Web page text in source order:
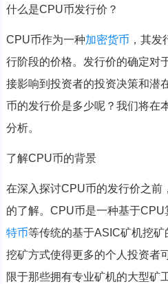
什么是CPU币发行价？
CPU币作为一种加密货币 ，其
行阶段的价格。发行价的确定对
接影响到投资者的投资决策和潜
币的发行价是多少呢？我们将在
分析。
了解CPU币的背景
在深入探讨CPU币的发行价之前
的了解。CPU币是一种基于
特币等传统的基于ASIC矿机挖
挖矿方式使得更多的个人投资者
限于那些拥有专业矿机的大型矿工